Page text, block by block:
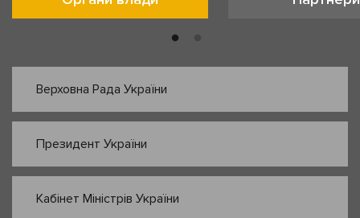
Верховна Рада України
Президент України
Кабінет Міністрів України